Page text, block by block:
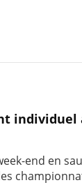
individuel
end en